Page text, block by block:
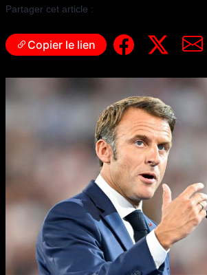
Partager cet article :
Copier le lien